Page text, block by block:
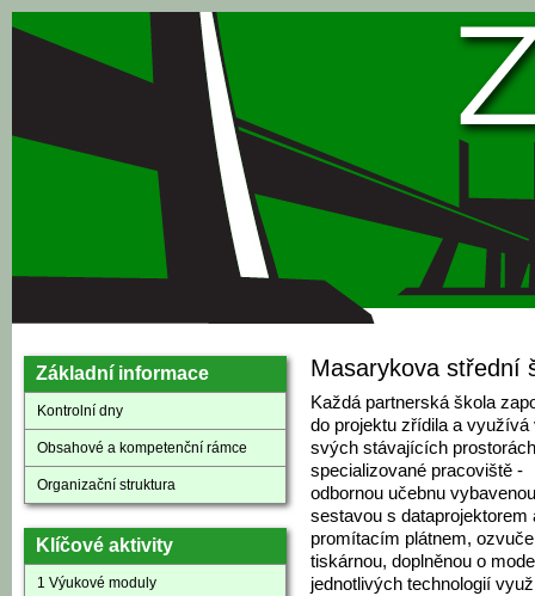
Přejít k hlavnímu obsahu
Základní informace
Kontrolní dny
Obsahové a kompetenční rámce
Organizační struktura
Klíčové aktivity
1 Výukové moduly
Masarykova střední
Každá partnerská škola
do projektu zřídila a využívá
svých stávajících prostorách
specializované pracoviště -
odbornou učebnu
sestavou s dataprojektorem
promítacím plátnem,
tiskárnou, doplněnou o
jednotlivých technologií